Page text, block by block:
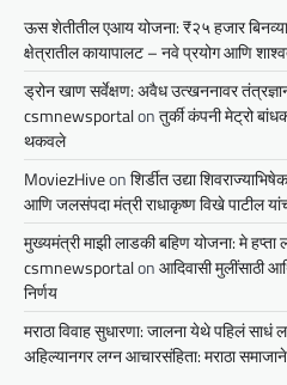
ऊस शेतीतील एआय योजना: ₹२५ हजार
क्षेत्रातील कायापालट – नवे प्रयोग आणि
ड्रोन खाण सर्वेक्षण: अवैध उत्खननावर
csmnewsportalonतुर्की कंपनी मेट्रो
थकवले
MoviezHiveonशिर्डीत उद्या
आणि जलसंपदा मंत्री राधाकृष्ण विखे पाटील
मुख्यमंत्री माझी लाडकी बहिण योजना: मे हप्ता
csmnewsportalonआदिवासी मुलींसाठी
निर्णय
मराठा विवाह सुधारणा: जालना येथे पहिलं
अहिल्यानगर लग्न आचारसंहिता: मराठा